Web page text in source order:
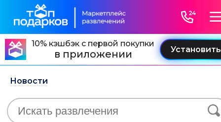
10% кэшбэк с первой покупки
в приложении
Новости